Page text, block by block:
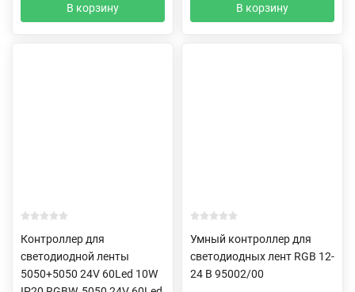
В корзину В корзину
Контроллер для
светодиодной ленты
5050+5050 24V 60Led 10W
Умный контроллер для
светодиодных лент RGB 12-
24 В 95002/00